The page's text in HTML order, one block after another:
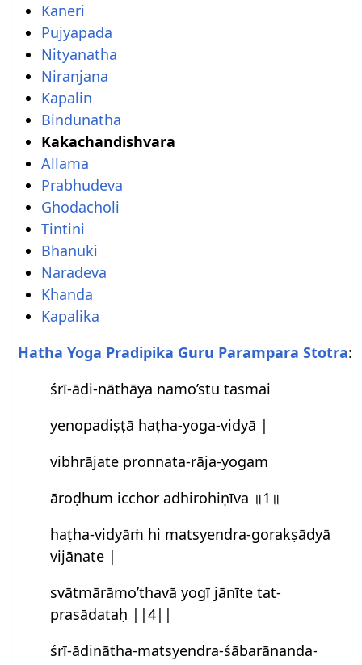
Kaneri
Pujyapada
Nityanatha
Niranjana
Kapalin
Bindunatha
Kakachandishvara
Allama
Prabhudeva
Ghodacholi
Tintini
Bhanuki
Naradeva
Khanda
Kapalika
Hatha Yoga Pradipika Guru Parampara Stotra:
śrī-ādi-nāthāya namo’stu tasmai
yenopadiṣṭā haṭha-yoga-vidyā |
vibhrājate pronnata-rāja-yogam
āroḍhum icchor adhirohiṇīva ॥1॥
haṭha-vidyāṁ hi matsyendra-gorakṣādyā
vijānate |
svātmārāmo’thavā yogī jānīte tat-
prasādataḥ ||4||
śrī-ādinātha-matsyendra-śābarānanda-